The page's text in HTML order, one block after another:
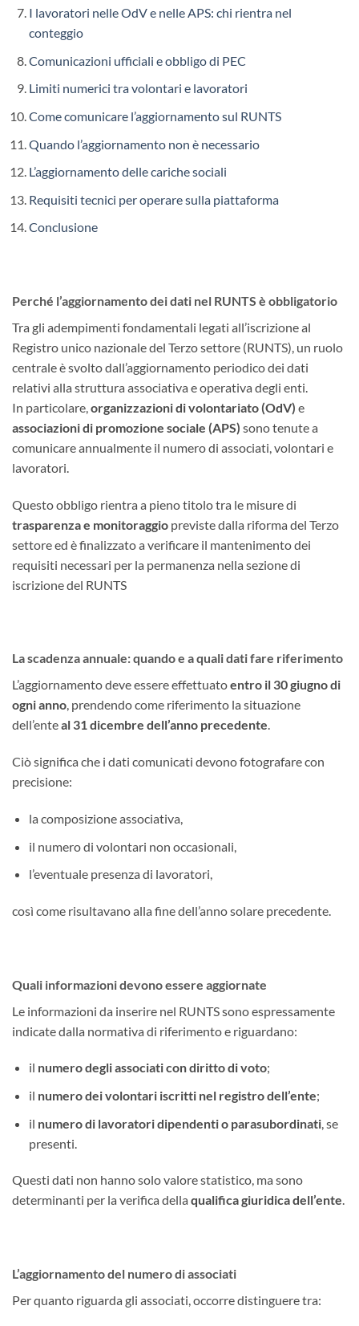
I lavoratori nelle OdV e nelle APS: chi rientra nel
conteggio
Comunicazioni ufficiali e obbligo di PEC
Limiti numerici tra volontari e lavoratori
Come comunicare l’aggiornamento sul RUNTS
Quando l’aggiornamento non è necessario
L’aggiornamento delle cariche sociali
Requisiti tecnici per operare sulla piattaforma
Conclusione
Perché l’aggiornamento dei dati nel RUNTS è obbligatorio
Tra gli adempimenti fondamentali legati all’iscrizione al
Registro unico nazionale del Terzo settore (RUNTS), un ruolo
centrale è svolto dall’aggiornamento periodico dei dati
relativi alla struttura associativa e operativa degli enti.
In particolare,organizzazioni di volontariato (OdV) e
associazioni di promozione sociale (APS) sono tenute a
comunicare annualmente il numero di associati, volontari e
lavoratori.
Questo obbligo rientra a pieno titolo tra le misure di
trasparenza e monitoraggio previste dalla riforma del Terzo
settore ed è finalizzato a verificare il mantenimento dei
requisiti necessari per la permanenza nella sezione di
iscrizione del RUNTS
La scadenza annuale: quando e a quali dati fare riferimento
L’aggiornamento deve essere effettuatoentro il 30 giugno di
ogni anno, prendendo come riferimento la situazione
dell’enteal 31 dicembre dell’anno precedente.
Ciò significa che i dati comunicati devono fotografare con
precisione:
la composizione associativa,
il numero di volontari non occasionali,
l’eventuale presenza di lavoratori,
così come risultavano alla fine dell’anno solare precedente.
Quali informazioni devono essere aggiornate
Le informazioni da inserire nel RUNTS sono espressamente
indicate dalla normativa di riferimento e riguardano:
il numero degli associati con diritto di voto;
il numero dei volontari iscritti nel registro dell’ente;
il numero di lavoratori dipendenti o parasubordinati, se
presenti.
Questi dati non hanno solo valore statistico, ma sono
determinanti per la verifica della qualifica giuridica dell’ente.
L’aggiornamento del numero di associati
Per quanto riguarda gli associati, occorre distinguere tra: